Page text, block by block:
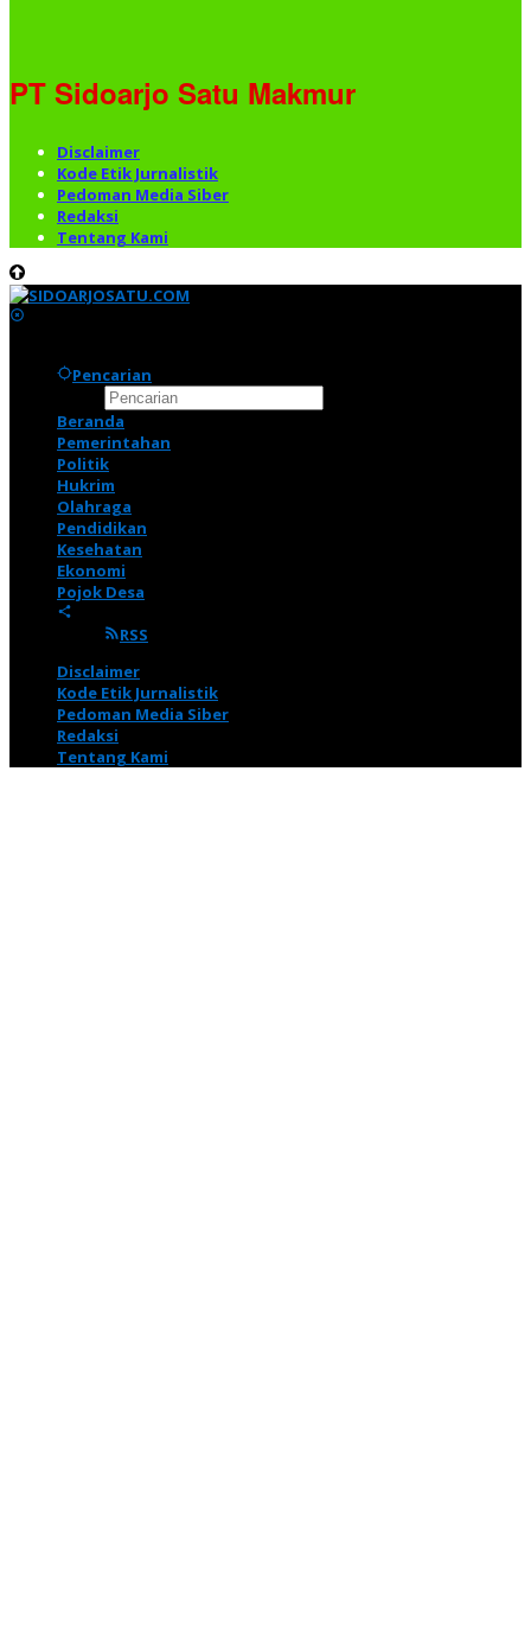
PT Sidoarjo Satu Makmur
Disclaimer
Kode Etik Jurnalistik
Pedoman Media Siber
Redaksi
Tentang Kami
Pencarian
Beranda
Pemerintahan
Politik
Hukrim
Olahraga
Pendidikan
Kesehatan
Ekonomi
Pojok Desa
RSS
Disclaimer
Kode Etik Jurnalistik
Pedoman Media Siber
Redaksi
Tentang Kami